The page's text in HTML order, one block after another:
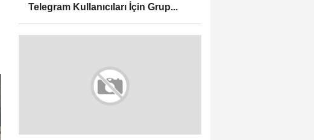
Telegram Kullanıcıları İçin Grup...